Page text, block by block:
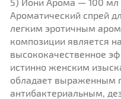
Ароматический спрей
легким эротичным
композиции является
высококачественное
истинно женским
обладает выраженным
антибактериальным,